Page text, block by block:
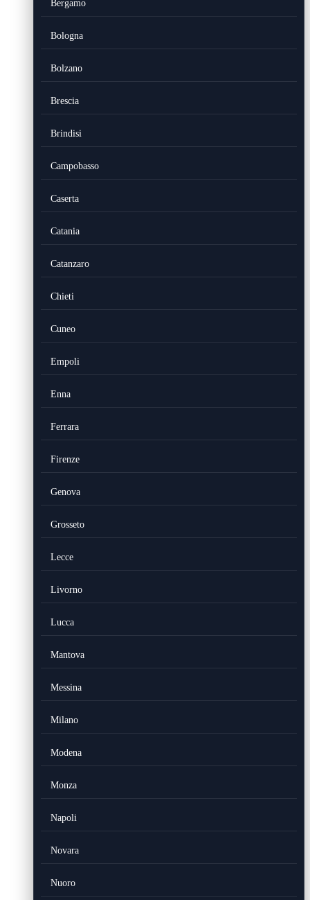
Bergamo
Bologna
Bolzano
Brescia
Brindisi
Campobasso
Caserta
Catania
Catanzaro
Chieti
Cuneo
Empoli
Enna
Ferrara
Firenze
Genova
Grosseto
Lecce
Livorno
Lucca
Mantova
Messina
Milano
Modena
Monza
Napoli
Novara
Nuoro